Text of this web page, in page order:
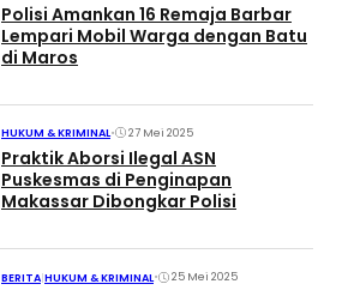
Polisi Amankan 16 Remaja Barbar
Lempari Mobil Warga dengan Batu
di Maros
HUKUM & KRIMINAL• 27 Mei 2025
Praktik Aborsi Ilegal ASN
Puskesmas di Penginapan
Makassar Dibongkar Polisi
BERITA|HUKUM & KRIMINAL• 25 Mei 2025